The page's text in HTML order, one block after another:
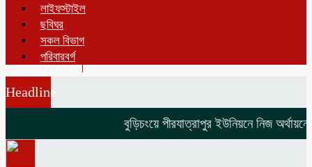
লাইফস্টাইল
ছবিঘর
সকল বিভাগ
পরিবারবর্গ
Headline
বুড়িচংয়ে পীরযাত্রাপুর ইউনিয়নে নিজ